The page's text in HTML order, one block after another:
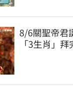
8/6關聖帝君
「3生肖」